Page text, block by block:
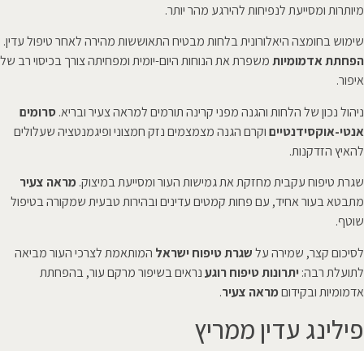
מיותרות ומסייעת לנפיחות להירגע מהר יותר.
שימוש בחומצה היאלורונית בלחות מבטיח התאוששות מהירה לאחר טיפול עדין.
הפחתת אדמומיותמשפרת את הנוחות היום-יומית ומפחיתה צורך בכיסוי רב של
איפור.
ניהול נכון של הלחות והגנה מפני קרינה תורמים למראה צעיר ובריא.סרומים
אנטי-אוקסידנטייםוקרם הגנה מצמצמים נזק חמצוני ופיגמנטציה שעלולים
להאיץ הזדקנות.
שגרת טיפוח עקבית מחזקת את גמישות העור ומסייעת במיצוק. מראה צעיר
מתבטא בעור אחיד, עם פחות קמטים עדינים ובהירות טבעית שמקורה בטיפול
שוטף.
לסיכום קצר, שמירה עלשגרת טיפוח ישראל המותאמת לצרכי העור מביאה
לתועלת רבה:יתרונות טיפוח רוגענראים בשיפור מרקם עור, בהפחתת
אדמומיות ובקידוםמראה צעיר.
פילינג עדין ממריץ